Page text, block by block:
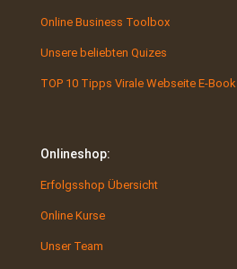
Online Business Toolbox
Unsere beliebten Quizes
TOP 10 Tipps Virale Webseite E-Book
Onlineshop:
Erfolgsshop Übersicht
Online Kurse
Unser Team